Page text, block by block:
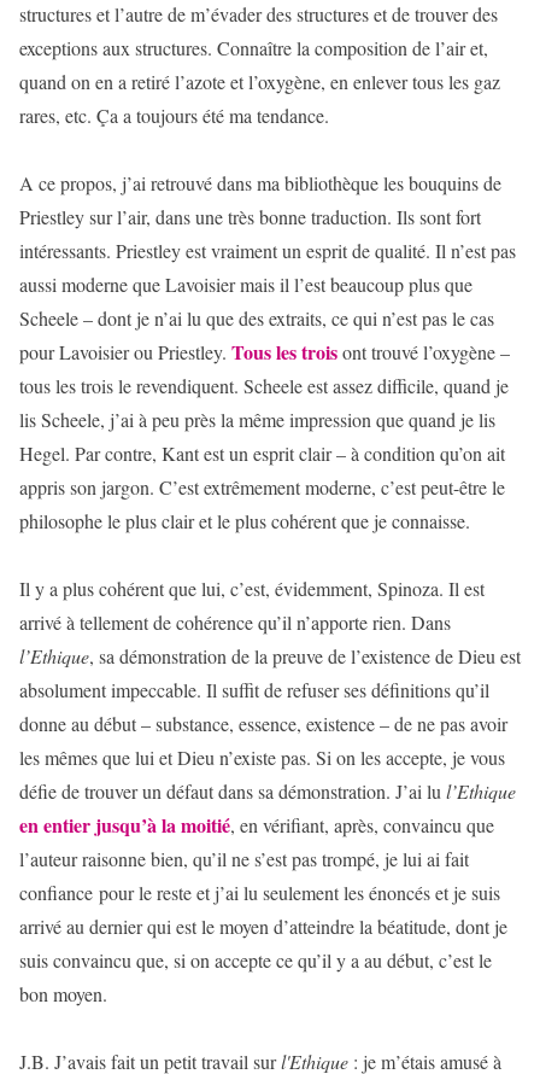
structures et l’autre de m’évader des structures et de trouver des
exceptions aux structures. Connaître la composition de l’air et,
quand on en a retiré l’azote et l’oxygène, en enlever tous les gaz
rares, etc. Ça a toujours été ma tendance.
A ce propos, j’ai retrouvé dans ma bibliothèque les bouquins de
Priestley sur l’air, dans une très bonne traduction. Ils sont fort
intéressants. Priestley est vraiment un esprit de qualité. Il n’est pas
aussi moderne que Lavoisier mais il l’est beaucoup plus que
Scheele – dont je n’ai lu que des extraits, ce qui n’est pas le cas
pour Lavoisier ou Priestley. Tous les troisont trouvé l’oxygène –
tous les trois le revendiquent. Scheele est assez difficile, quand je
lis Scheele, j’ai à peu près la même impression que quand je lis
Hegel. Par contre, Kant est un esprit clair – à condition qu’on ait
appris son jargon. C’est extrêmement moderne, c’est peut-être le
philosophe le plus clair et le plus cohérent que je connaisse.
Il y a plus cohérent que lui, c’est, évidemment, Spinoza. Il est
arrivé à tellement de cohérence qu’il n’apporte rien. Dans
l’Ethique, sa démonstration de la preuve de l’existence de Dieu est
absolument impeccable. Il suffit de refuser ses définitions qu’il
donne au début – substance, essence, existence – de ne pas avoir
les mêmes que lui et Dieu n’existe pas. Si on les accepte, je vous
défie de trouver un défaut dans sa démonstration. J’ai lu l’Ethique
en entier jusqu’à la moitié, en vérifiant, après, convaincu que
l’auteur raisonne bien, qu’il ne s’est pas trompé, je lui ai fait
confiance pour le reste et j’ai lu seulement les énoncés et je suis
arrivé au dernier qui est le moyen d’atteindre la béatitude, dont je
suis convaincu que, si on accepte ce qu’il y a au début, c’est le
bon moyen.
J.B. J’avais fait un petit travail surl'Ethique : je m’étais amusé à